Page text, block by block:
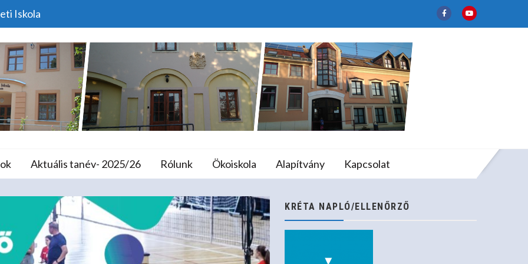
Iskola
Iskola és Alapfokú Művészeti
Aktuális tanév- 2025/26 Rólunk Ökoiskola Alapítvány Kapcsolat
Röplabda Hírek
Home Programok Röplabda Hírek
KRÉTA NAPLÓ/ELLENŐRZŐ